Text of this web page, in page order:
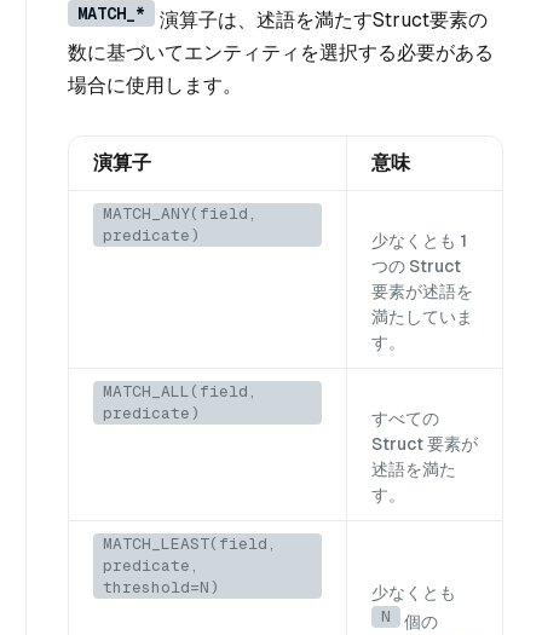
MATCH_*
演算子は、述語を満たすStruct要素の
数に基づいてエンティティを選択する必要がある
場合に使用します。
演算子 意味
MATCH_ANY(field,
predicate)
少なくとも 1
つの Struct
要素が述語を
満たしていま
す。
MATCH_ALL(field,
predicate)
すべての
Struct 要素が
述語を満た
す。
MATCH_LEAST(field,
predicate,
threshold=N)
少なくとも
N
個の